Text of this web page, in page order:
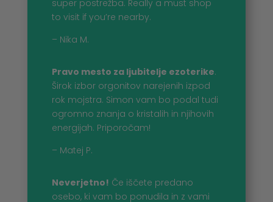
super postrežba. Really a must shop
to visit if you’re nearby.
– Nika M.
Pravo mesto za ljubitelje ezoterike.
Širok izbor orgonitov narejenih izpod
rok mojstra. Simon vam bo podal tudi
ogromno znanja o kristalih in njihovih
energijah. Priporočam!
– Matej P.
Neverjetno! Če iščete predano
osebo, ki vam bo ponudila in z vami